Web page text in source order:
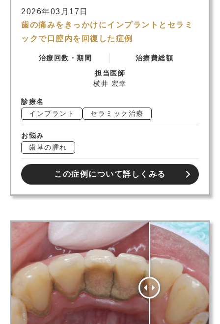
2026年03月17日
歯の痛みをきっかけにインプラントとセラミ
ックで口腔内を回復した症例
治療回数・期間
治療費総額
担当医師
横井 宏幸
診療名
インプラント
セラミック治療
お悩み
歯茎の腫れ
この症例について詳しくみる